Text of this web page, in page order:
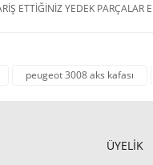
ETTİĞİNİZ YEDEK PARÇALAR
peugeot 3008 aks kafası
ÜYELİK